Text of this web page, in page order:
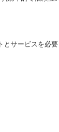
サービスを必